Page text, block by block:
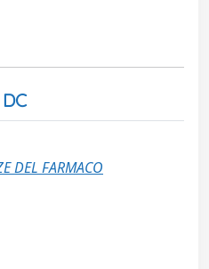
DEL FARMACO